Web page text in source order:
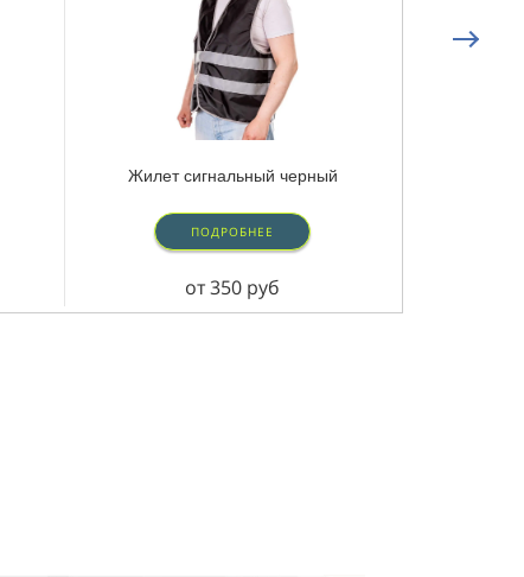
Жилет сигнальный черный
ПОДРОБНЕЕ
от 350 руб